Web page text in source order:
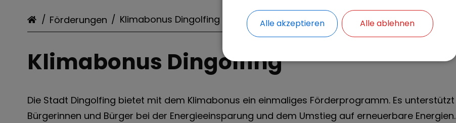
Förderungen Klimabonus Dingolfing
Klimabonus Dingolfing
Die Stadt Dingolfing bietet mit dem Klimabonus ein einmaliges Förderprogramm. Es unterstützt
Bürgerinnen und Bürger bei der Energieeinsparung und dem Umstieg auf erneuerbare Energien.
Alle akzeptieren Alle ablehnen